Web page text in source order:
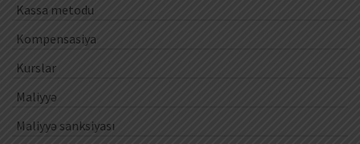
Kassa metodu
Kompensasiya
Kurslar
Maliyyə
Maliyyə sanksiyası